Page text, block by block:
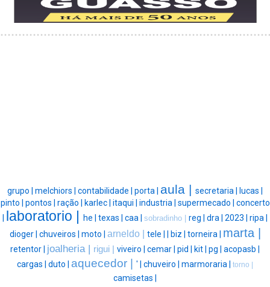
grupo | melchiors | contabilidade | porta | aula | secretaria |
lucas |
pinto | pontos | ração | karlec | itaqui | industria | supermecado | concerto
laboratorio | he | texas | caa | sobradinho | reg | dra | 2023 | ripa |
dioger | chuveiros | moto | arneldo | tele | biz | torneira | marta |
retentor | joalheria | rigui | viveiro | cemar | pid | kit | pg | acopasb |
cargas | duto | aquecedor | ' | chuveiro | marmoraria | torno |
camisetas |